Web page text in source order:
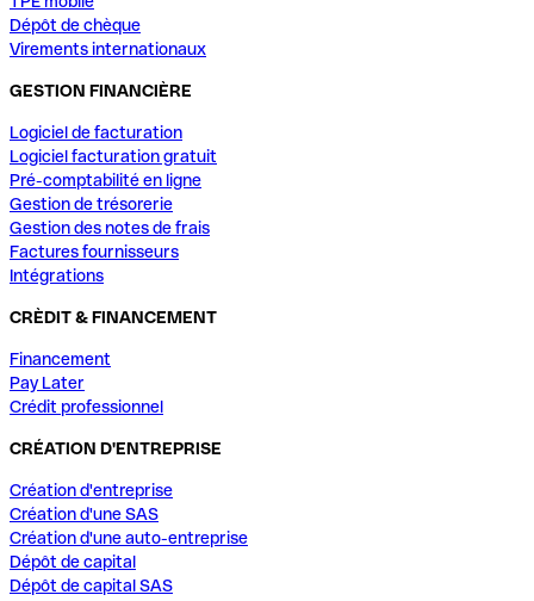
Dépôt de chèque
Virements internationaux
GESTION FINANCIÈRE
Logiciel de facturation
Logiciel facturation gratuit
Pré-comptabilité en ligne
Gestion de trésorerie
Gestion des notes de frais
Factures fournisseurs
Intégrations
CRÈDIT & FINANCEMENT
Financement
Pay Later
Crédit professionnel
CRÉATION D'ENTREPRISE
Création d'entreprise
Création d'une SAS
Création d'une auto-entreprise
Dépôt de capital
Dépôt de capital SAS